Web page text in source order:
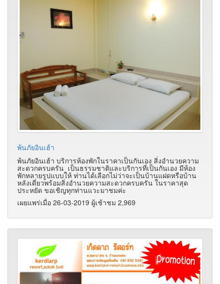
พ้นภัยอินเฮ้า
พ้นภัยอินเฮ้า บริการห้องพักในราคาเป็นกันเอง สิ่งอำนวยความ
สะดวกครบครัน เป็นธรรมชาติและบริการที่เป็นกันเอง มีห้อง
พักหลายรูปแบบให้ ท่านได้เลือกไม่ว่าจะเป็นบ้านแฝดหรือบ้าน
หลังเดี่ยวพร้อมสิ่งอำนวยความสะดวกครบครัน ในราคาสุด
ประหยัด ขอเชิญทุกท่านแวะมาชมค่ะ
เผยแพร่เมื่อ 26-03-2019 ผู้เช้าชม 2,969